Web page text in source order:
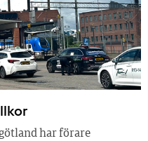
har förare